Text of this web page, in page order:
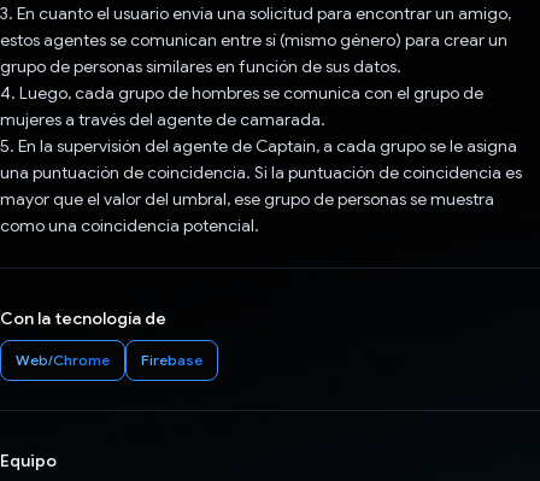
3. En cuanto el usuario envía una solicitud para encontrar un amigo,
estos agentes se comunican entre sí (mismo género) para crear un
grupo de personas similares en función de sus datos.
4. Luego, cada grupo de hombres se comunica con el grupo de
mujeres a través del agente de camarada.
5. En la supervisión del agente de Captain, a cada grupo se le asigna
una puntuación de coincidencia. Si la puntuación de coincidencia es
mayor que el valor del umbral, ese grupo de personas se muestra
como una coincidencia potencial.
Con la tecnología de
Web/Chrome Firebase
Equipo